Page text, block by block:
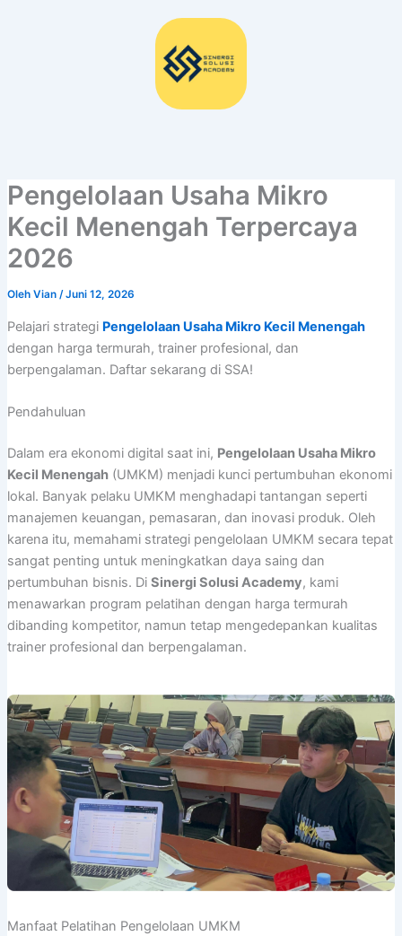
Pengelolaan Usaha Mikro
Kecil Menengah Terpercaya
2026
Oleh Vian /Juni 12, 2026
Pelajari strategi Pengelolaan Usaha Mikro Kecil Menengah
dengan harga termurah, trainer profesional, dan
berpengalaman. Daftar sekarang di SSA!
Pendahuluan
Dalam era ekonomi digital saat ini, Pengelolaan Usaha Mikro
Kecil Menengah(UMKM) menjadi kunci pertumbuhan ekonomi
lokal. Banyak pelaku UMKM menghadapi tantangan seperti
manajemen keuangan, pemasaran, dan inovasi produk. Oleh
karena itu, memahami strategi pengelolaan UMKM secara tepat
sangat penting untuk meningkatkan daya saing dan
pertumbuhan bisnis. Di Sinergi Solusi Academy, kami
menawarkan program pelatihan dengan harga termurah
dibanding kompetitor, namun tetap mengedepankan kualitas
trainer profesional dan berpengalaman.
Manfaat Pelatihan Pengelolaan UMKM